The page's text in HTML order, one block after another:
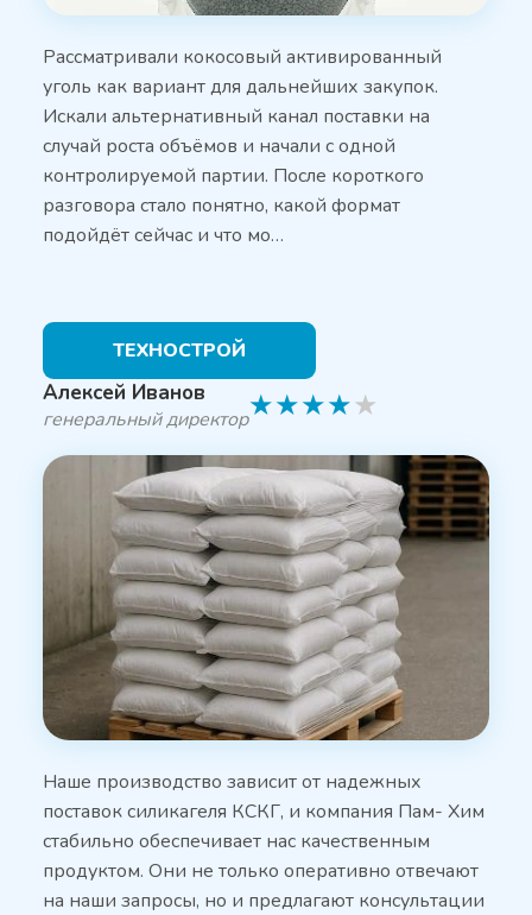
Рассматривали кокосовый активированный
уголь как вариант для дальнейших закупок.
Искали альтернативный канал поставки на
случай роста объёмов и начали с одной
контролируемой партии. После короткого
разговора стало понятно, какой формат
подойдёт сейчас и что мо…
ТЕХНОСТРОЙ
Алексей Иванов
генеральный директор★★★★★
Наше производство зависит от надежных
поставок силикагеля КСКГ, и компания Пам- Хим
стабильно обеспечивает нас качественным
продуктом. Они не только оперативно отвечают
на наши запросы, но и предлагают консультации